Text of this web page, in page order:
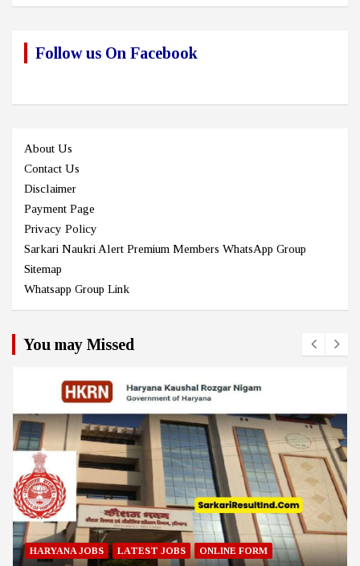
Follow us On Facebook
About Us
Contact Us
Disclaimer
Payment Page
Privacy Policy
Sarkari Naukri Alert Premium Members WhatsApp Group
Sitemap
Whatsapp Group Link
You may Missed
HARYANA JOBS LATEST JOBS ONLINE FORM